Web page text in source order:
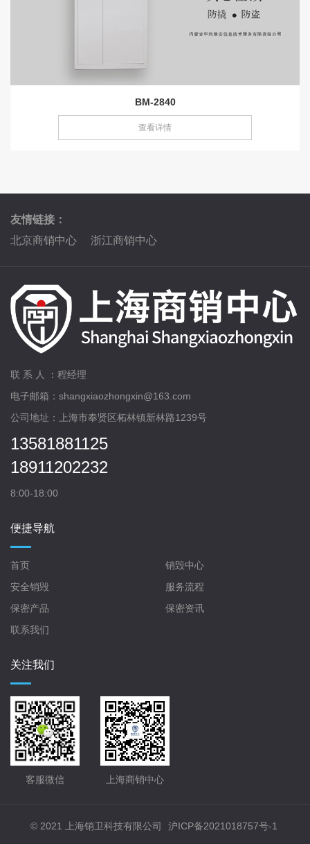
BM-2840
查看详情
友情链接：
北京商销中心
浙江商销中心
联 系 人 ：程经理
电子邮箱：shangxiaozhongxin@163.com
公司地址：上海市奉贤区柘林镇新林路1239号
13581881125
18911202232
8:00-18:00
便捷导航
首页
销毁中心
安全销毁
服务流程
保密产品
保密资讯
联系我们
关注我们
客服微信 上海商销中心
© 2021 上海销卫科技有限公司 沪ICP备2021018757号-1